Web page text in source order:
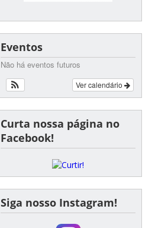
Eventos
Não há eventos futuros
Ver calendário
Curta nossa página no
Facebook!
Siga nosso Instagram!